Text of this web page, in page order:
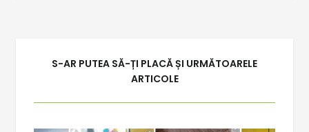
S-AR PUTEA SĂ-ȚI PLACĂ ȘI URMĂTOARELE
ARTICOLE